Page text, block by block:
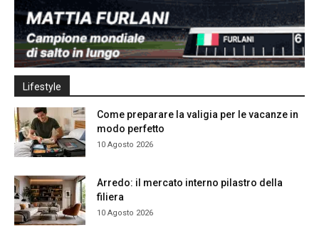
Lifestyle
Come preparare la valigia per le vacanze in
modo perfetto
10 Agosto 2026
Arredo: il mercato interno pilastro della
filiera
10 Agosto 2026